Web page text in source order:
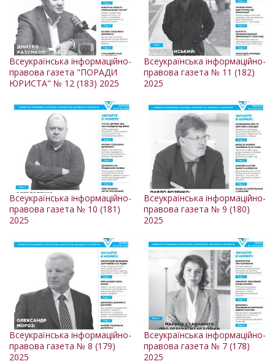
Всеукраїнська інформаційно-
правова газета "ПОРАДИ
ЮРИСТА" № 12 (183) 2025
Всеукраїнська інформаційно-
правова газета № 11 (182)
2025
Всеукраїнська інформаційно-
правова газета № 10 (181)
2025
Всеукраїнська інформаційно-
правова газета № 9 (180)
2025
Всеукраїнська інформаційно-
правова газета № 8 (179)
2025
Всеукраїнська інформаційно-
правова газета № 7 (178)
2025